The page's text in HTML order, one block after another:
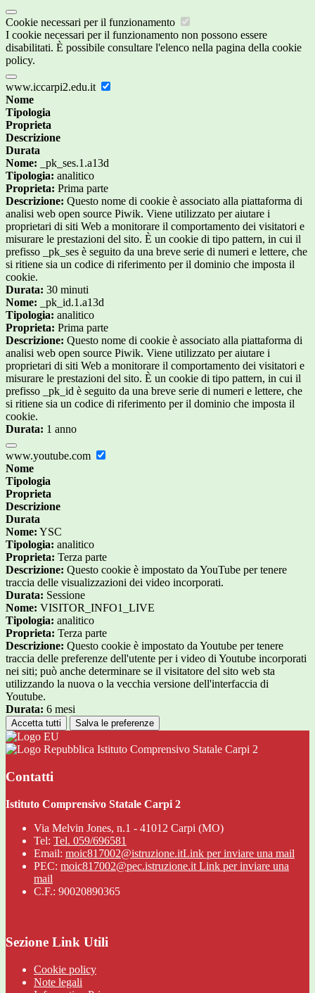
Cookie necessari per il funzionamento
I cookie necessari per il funzionamento non possono essere
disabilitati. È possibile consultare l'elenco nella pagina della cookie
policy.
www.iccarpi2.edu.it
Nome
Tipologia
Proprieta
Descrizione
Durata
Nome: _pk_ses.1.a13d
Tipologia: analitico
Proprieta: Prima parte
Descrizione: Questo nome di cookie è associato alla piattaforma di
analisi web open source Piwik. Viene utilizzato per aiutare i
proprietari di siti Web a monitorare il comportamento dei visitatori e
misurare le prestazioni del sito. È un cookie di tipo pattern, in cui il
prefisso _pk_ses è seguito da una breve serie di numeri e lettere, che
si ritiene sia un codice di riferimento per il dominio che imposta il
cookie.
Durata: 30 minuti
Nome: _pk_id.1.a13d
Tipologia: analitico
Proprieta: Prima parte
Descrizione: Questo nome di cookie è associato alla piattaforma di
analisi web open source Piwik. Viene utilizzato per aiutare i
proprietari di siti Web a monitorare il comportamento dei visitatori e
misurare le prestazioni del sito. È un cookie di tipo pattern, in cui il
prefisso _pk_id è seguito da una breve serie di numeri e lettere, che
si ritiene sia un codice di riferimento per il dominio che imposta il
cookie.
Durata: 1 anno
www.youtube.com
Nome
Tipologia
Proprieta
Descrizione
Durata
Nome: YSC
Tipologia: analitico
Proprieta: Terza parte
Descrizione: Questo cookie è impostato da YouTube per tenere
traccia delle visualizzazioni dei video incorporati.
Durata: Sessione
Nome: VISITOR_INFO1_LIVE
Tipologia: analitico
Proprieta: Terza parte
Descrizione: Questo cookie è impostato da Youtube per tenere
traccia delle preferenze dell'utente per i video di Youtube incorporati
nei siti; può anche determinare se il visitatore del sito web sta
utilizzando la nuova o la vecchia versione dell'interfaccia di
Youtube.
Durata: 6 mesi
Accetta tutti Salva le preferenze
Istituto Comprensivo Statale Carpi 2
Contatti
Istituto Comprensivo Statale Carpi 2
Via Melvin Jones, n.1 - 41012 Carpi (MO)
Tel: Tel. 059/696581
Email: moic817002@istruzione.itLink per inviare una mail
PEC: moic817002@pec.istruzione.it Link per inviare una
mail
C.F.: 90020890365
Sezione Link Utili
Cookie policy
Note legali